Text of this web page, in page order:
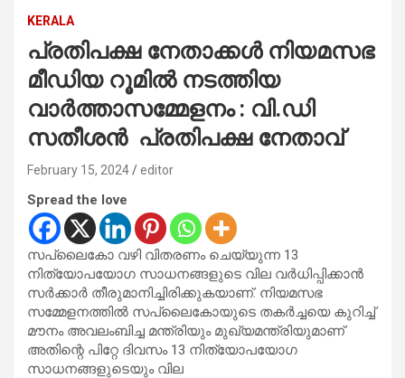
KERALA
പ്രതിപക്ഷ നേതാക്കള്‍ നിയമസഭ
മീഡിയ റൂമില്‍ നടത്തിയ
വാര്‍ത്താസമ്മേളനം : വി.ഡി
സതീശന്‍ പ്രതിപക്ഷ നേതാവ്
February 15, 2024 editor
Spread the love
സപ്ലൈകോ വഴി വിതരണം ചെയ്യുന്ന 13
നിത്യോപയോഗ സാധനങ്ങളുടെ വില വര്‍ധിപ്പിക്കാന്‍
സര്‍ക്കാര്‍ തീരുമാനിച്ചിരിക്കുകയാണ്. നിയമസഭ
സമ്മേളനത്തില്‍ സപ്ലൈകോയുടെ തകര്‍ച്ചയെ കുറിച്ച്
മൗനം അവലംബിച്ച മന്ത്രിയും മുഖ്യമന്ത്രിയുമാണ്
അതിന്റെ പിറ്റേ ദിവസം 13 നിത്യോപയോഗ
സാധനങ്ങളുടെയും വില